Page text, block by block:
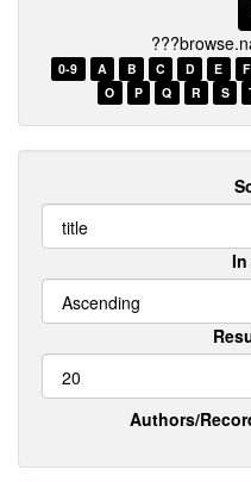
0-9 A B C D E F
O
P Q R S
Authors/